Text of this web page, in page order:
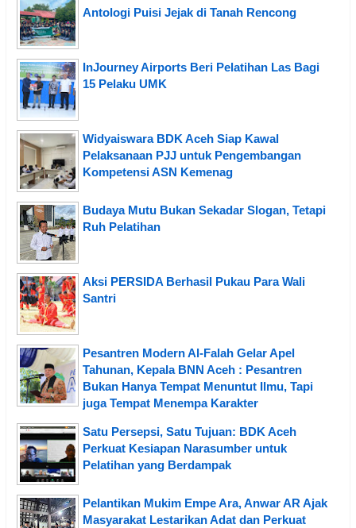
Antologi Puisi Jejak di Tanah Rencong
InJourney Airports Beri Pelatihan Las Bagi
15 Pelaku UMK
Widyaiswara BDK Aceh Siap Kawal
Pelaksanaan PJJ untuk Pengembangan
Kompetensi ASN Kemenag
Budaya Mutu Bukan Sekadar Slogan, Tetapi
Ruh Pelatihan
Aksi PERSIDA Berhasil Pukau Para Wali
Santri
Pesantren Modern Al-Falah Gelar Apel
Tahunan, Kepala BNN Aceh : Pesantren
Bukan Hanya Tempat Menuntut Ilmu, Tapi
juga Tempat Menempa Karakter
Satu Persepsi, Satu Tujuan: BDK Aceh
Perkuat Kesiapan Narasumber untuk
Pelatihan yang Berdampak
Pelantikan Mukim Empe Ara, Anwar AR Ajak
Masyarakat Lestarikan Adat dan Perkuat